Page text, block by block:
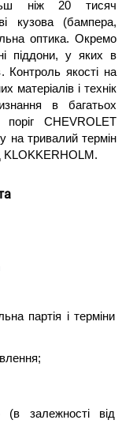
ніж 20 тисяч
кузова (бампера,
оптика. Окремо
піддони, у яких в
Контроль якості на
матеріалів і технік
в багатьох
CHEVROLET
на тривалий термін
KLOKKERHOLM.
партія і терміни
залежності від